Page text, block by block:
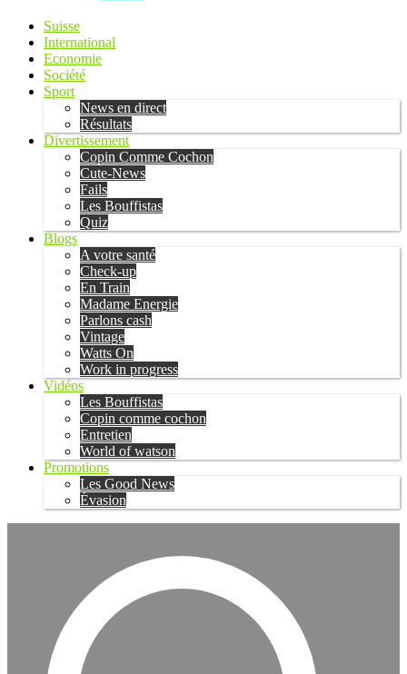
Suisse
International
Economie
Société
Sport
News en direct
Résultats
Divertissement
Copin Comme Cochon
Cute-News
Fails
Les Bouffistas
Quiz
Blogs
A votre santé
Check-up
En Train
Madame Energie
Parlons cash
Vintage
Watts On
Work in progress
Vidéos
Les Bouffistas
Copin comme cochon
Entretien
World of watson
Promotions
Les Good News
Évasion